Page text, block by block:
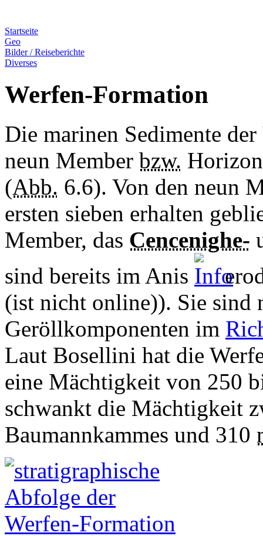
Startseite
Geo
Bilder / Reiseberichte
Diverses
Werfen-Formation
Die marinen Sedimente der
neun Member bzw.
(Abb. 6.6). Von den neun
ersten sieben erhalten
Member, das Cencenighe-
sind bereits im Anis
(ist nicht online)). Sie sind
Geröllkomponenten im
Laut Bosellini hat die
eine Mächtigkeit von 250
schwankt die Mächtigkeit
Baumannkammes und 310